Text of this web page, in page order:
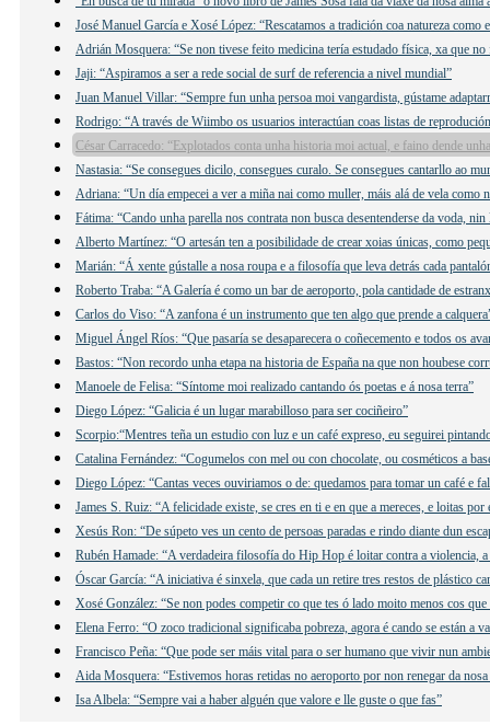
José Manuel García e Xosé López: “Rescatamos a tradición coa natureza como
Adrián Mosquera: “Se non tivese feito medicina tería estudado física, xa que
Jaji: “Aspiramos a ser a rede social de surf de referencia a nivel mundial”
Juan Manuel Villar: “Sempre fun unha persoa moi vangardista, gústame
Rodrigo: “A través de Wiimbo os usuarios interactúan coas listas de
César Carracedo: “Explotados conta unha historia moi actual, e faino dende
Nastasia: “Se consegues dicilo, consegues curalo. Se consegues cantarllo ao
Adriana: “Un día empecei a ver a miña nai como muller, máis alá de vela como
Fátima: “Cando unha parella nos contrata non busca desentenderse da voda,
Alberto Martínez: “O artesán ten a posibilidade de crear xoias únicas, como
Marián: “Á xente gústalle a nosa roupa e a filosofía que leva detrás cada
Roberto Traba: “A Galería é como un bar de aeroporto, pola cantidade de
Carlos do Viso: “A zanfona é un instrumento que ten algo que prende a
Miguel Ángel Ríos: “Que pasaría se desaparecera o coñecemento e todos os
Bastos: “Non recordo unha etapa na historia de España na que non houbese
Manoele de Felisa: “Síntome moi realizado cantando ós poetas e á nosa terra”
Diego López: “Galicia é un lugar marabilloso para ser cociñeiro”
Scorpio:“Mentres teña un estudio con luz e un café expreso, eu seguirei
Catalina Fernández: “Cogumelos con mel ou con chocolate, ou cosméticos a
Diego López: “Cantas veces ouviriamos o de: quedamos para tomar un café e
James S. Ruiz: “A felicidade existe, se cres en ti e en que a mereces, e loitas por
Xesús Ron: “De súpeto ves un cento de persoas paradas e rindo diante dun
Rubén Hamade: “A verdadeira filosofía do Hip Hop é loitar contra a violencia,
Óscar García: “A iniciativa é sinxela, que cada un retire tres restos de plástico
Xosé González: “Se non podes competir co que tes ó lado moito menos cos que
Elena Ferro: “O zoco tradicional significaba pobreza, agora é cando se están a
Francisco Peña: “Que pode ser máis vital para o ser humano que vivir nun
Aida Mosquera: “Estivemos horas retidas no aeroporto por non renegar da
Isa Albela: “Sempre vai a haber alguén que valore e lle guste o que fas”